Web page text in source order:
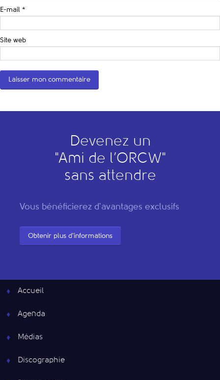
E-mail *
Site web
Devenez un
"Ami de l’ORCW"
sans attendre
Vous bénéficierez d'avantages exclusifs
Obtenir plus d'informations
Accueil
Agenda
Médias
Discographie